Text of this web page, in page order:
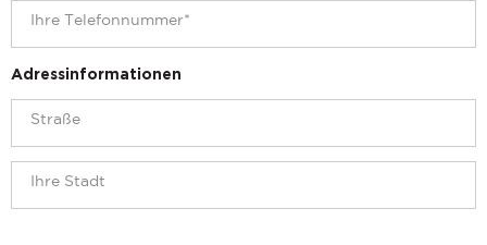
Adressinformationen